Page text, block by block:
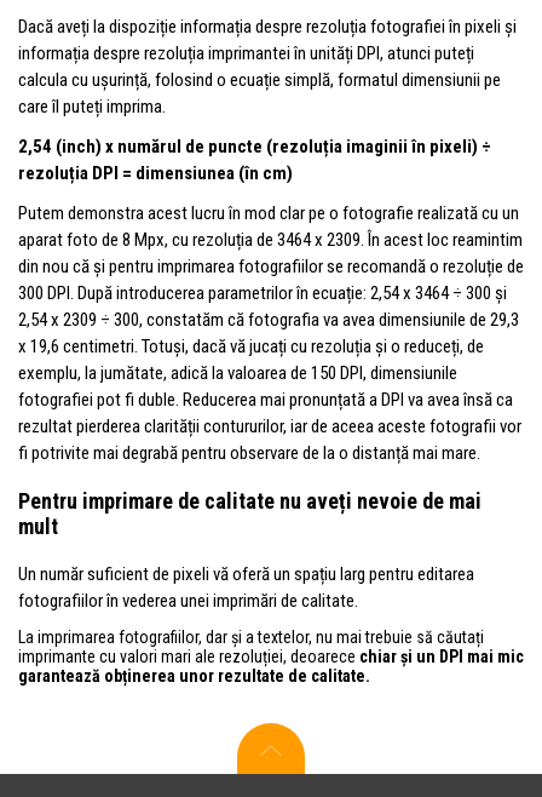
Dacă aveți la dispoziție informația despre rezoluția fotografiei în pixeli și
informația despre rezoluția imprimantei în unități DPI, atunci puteți
calcula cu ușurință, folosind o ecuație simplă, formatul dimensiunii pe
care îl puteți imprima.
2,54 (inch) x numărul de puncte (rezoluția imaginii în pixeli) ÷
rezoluția DPI = dimensiunea (în cm)
Putem demonstra acest lucru în mod clar pe o fotografie realizată cu un
aparat foto de 8 Mpx, cu rezoluția de 3464 x 2309. În acest loc reamintim
din nou că și pentru imprimarea fotografiilor se recomandă o rezoluție de
300 DPI. După introducerea parametrilor în ecuație: 2,54 x 3464 ÷ 300 și
2,54 x 2309 ÷ 300, constatăm că fotografia va avea dimensiunile de 29,3
x 19,6 centimetri. Totuși, dacă vă jucați cu rezoluția și o reduceți, de
exemplu, la jumătate, adică la valoarea de 150 DPI, dimensiunile
fotografiei pot fi duble. Reducerea mai pronunțată a DPI va avea însă ca
rezultat pierderea clarității contururilor, iar de aceea aceste fotografii vor
fi potrivite mai degrabă pentru observare de la o distanță mai mare.
Pentru imprimare de calitate nu aveți nevoie de mai
mult
Un număr suficient de pixeli vă oferă un spațiu larg pentru editarea
fotografiilor în vederea unei imprimări de calitate.
La imprimarea fotografiilor, dar și a textelor, nu mai trebuie să căutați
imprimante cu valori mari ale rezoluției, deoarece chiar și un DPI mai mic
garantează obținerea unor rezultate de calitate.